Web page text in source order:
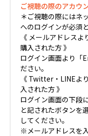
ご視聴の際のアカウ
＊ご視聴の際にはネ
へのログインが必須
《 メールアドレス
購入された方 》
ログイン画面より「
ださい。
《 Twitter・LINEよ
入された方 》
ログイン画面の下段
と記されたボタンを
してください。
※メールアドレスを